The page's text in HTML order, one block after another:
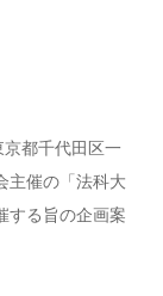
都千代田区一
主催の「法科大
する旨の企画案